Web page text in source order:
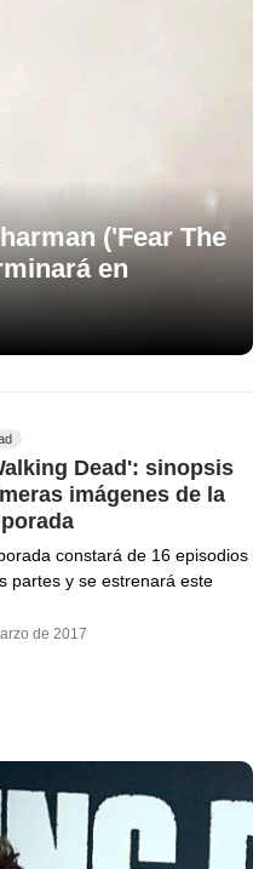
('Fear The
en
Dead': sinopsis
imágenes de la
constará de 16 episodios
partes y se estrenará este
de 2017